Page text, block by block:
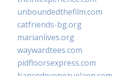
unboundedthefilm.com
catfriends-bg.org
marianlives.org
waywardtees.com
pidfloorsexpress.com